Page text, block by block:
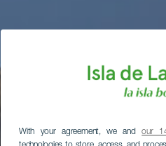
With your agreement, we andour